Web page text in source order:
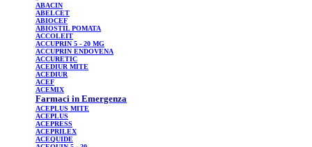
ABACIN
ABELCET
ABIOCEF
ABIOSTILPOMATA
ACCOLEIT
ACCUPRIN 5 - 20 MG
ACCUPRIN ENDOVENA
ACCURETIC
ACEDIUR MITE
ACEDIUR
ACEF
ACEMIX
Farmaci in Emergenza
ACEPLUS MITE
ACEPLUS
ACEPRESS
ACEPRILEX
ACEQUIDE